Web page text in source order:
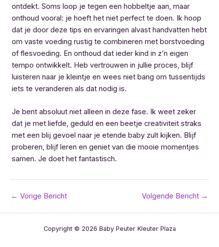
ontdekt. Soms loop je tegen een hobbeltje aan, maar
onthoud vooral: je hoeft het niet perfect te doen. Ik hoop
dat je door deze tips en ervaringen alvast handvatten hebt
om vaste voeding rustig te combineren met borstvoeding
of flesvoeding. En onthoud dat ieder kind in z’n eigen
tempo ontwikkelt. Heb vertrouwen in jullie proces, blijf
luisteren naar je kleintje en wees niet bang om tussentijds
iets te veranderen als dat nodig is.
Je bent absoluut niet alleen in deze fase. Ik weet zeker
dat je met liefde, geduld en een beetje creativiteit straks
met een blij gevoel naar je etende baby zult kijken. Blijf
proberen, blijf leren en geniet van die mooie momentjes
samen. Je doet het fantastisch.
Bericht
← Vorige Bericht Volgende Bericht →
Copyright © 2026 Baby Peuter Kleuter Plaza